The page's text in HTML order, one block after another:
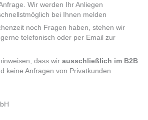
Wir werden Ihr Anliegen
bei Ihnen melden
noch Fragen haben, stehen wir
telefonisch oder per Email zur
dass wir ausschließlich im B2B
keine Anfragen von Privatkunden